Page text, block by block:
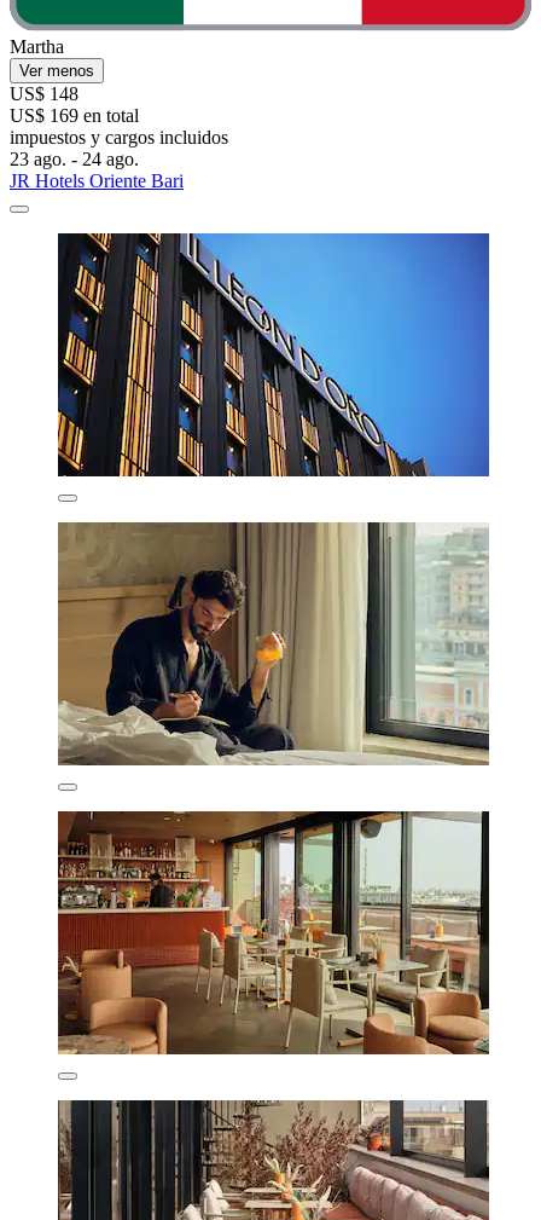
Martha
Ver menos
US$ 148
US$ 169 en total
impuestos y cargos incluidos
23 ago. - 24 ago.
JR Hotels Oriente Bari